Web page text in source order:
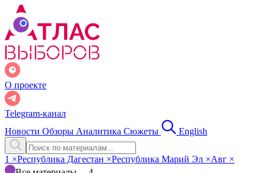
О проекте
Telegram-канал
Новости Обзоры Аналитика Сюжеты English
1 ×Республика Дагестан ×Республика Марий Эл ×Авг ×